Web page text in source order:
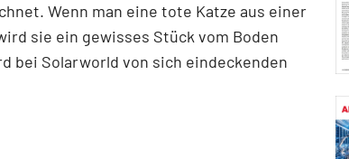
Wenn man eine tote Katze aus einer
sie ein gewisses Stück vom Boden
bei Solarworld von sich eindeckenden